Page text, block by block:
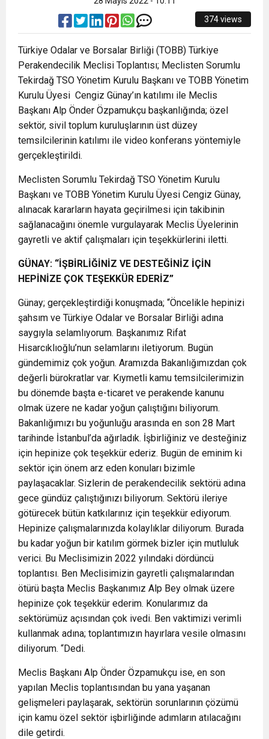
374 views
Türkiye Odalar ve Borsalar Birliği (TOBB) Türkiye
Perakendecilik Meclisi Toplantısı; Meclisten Sorumlu
Tekirdağ TSO Yönetim Kurulu Başkanı ve TOBB Yönetim
Kurulu Üyesi Cengiz Günay’ın katılımı ile Meclis
Başkanı Alp Önder Özpamukçu başkanlığında; özel
sektör, sivil toplum kuruluşlarının üst düzey
temsilcilerinin katılımı ile video konferans yöntemiyle
gerçekleştirildi.
Meclisten Sorumlu Tekirdağ TSO Yönetim Kurulu
Başkanı ve TOBB Yönetim Kurulu Üyesi Cengiz Günay,
alınacak kararların hayata geçirilmesi için takibinin
sağlanacağını önemle vurgulayarak Meclis Üyelerinin
gayretli ve aktif çalışmaları için teşekkürlerini iletti.
GÜNAY: “İŞBİRLİĞİNİZ VE DESTEĞİNİZ İÇİN
HEPİNİZE ÇOK TEŞEKKÜR EDERİZ”
Günay; gerçekleştirdiği konuşmada; “Öncelikle hepinizi
şahsım ve Türkiye Odalar ve Borsalar Birliği adına
saygıyla selamlıyorum. Başkanımız Rifat
Hisarcıklıoğlu’nun selamlarını iletiyorum. Bugün
gündemimiz çok yoğun. Aramızda Bakanlığımızdan çok
değerli bürokratlar var. Kıymetli kamu temsilcilerimizin
bu dönemde başta e-ticaret ve perakende kanunu
olmak üzere ne kadar yoğun çalıştığını biliyorum.
Bakanlığımızı bu yoğunluğu arasında en son 28 Mart
tarihinde İstanbul’da ağırladık. İşbirliğiniz ve desteğiniz
için hepinize çok teşekkür ederiz. Bugün de eminim ki
sektör için önem arz eden konuları bizimle
paylaşacaklar. Sizlerin de perakendecilik sektörü adına
gece gündüz çalıştığınızı biliyorum. Sektörü ileriye
götürecek bütün katkılarınız için teşekkür ediyorum.
Hepinize çalışmalarınızda kolaylıklar diliyorum. Burada
bu kadar yoğun bir katılım görmek bizler için mutluluk
verici. Bu Meclisimizin 2022 yılındaki dördüncü
toplantısı. Ben Meclisimizin gayretli çalışmalarından
ötürü başta Meclis Başkanımız Alp Bey olmak üzere
hepinize çok teşekkür ederim. Konularımız da
sektörümüz açısından çok ivedi. Ben vaktimizi verimli
kullanmak adına; toplantımızın hayırlara vesile olmasını
diliyorum. “Dedi.
Meclis Başkanı Alp Önder Özpamukçu ise, en son
yapılan Meclis toplantısından bu yana yaşanan
gelişmeleri paylaşarak, sektörün sorunlarının çözümü
için kamu özel sektör işbirliğinde adımların atılacağını
dile getirdi.